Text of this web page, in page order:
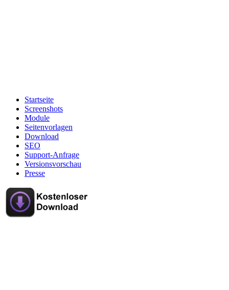
Startseite
Screenshots
Module
Seitenvorlagen
Download
SEO
Support-Anfrage
Versionsvorschau
Presse